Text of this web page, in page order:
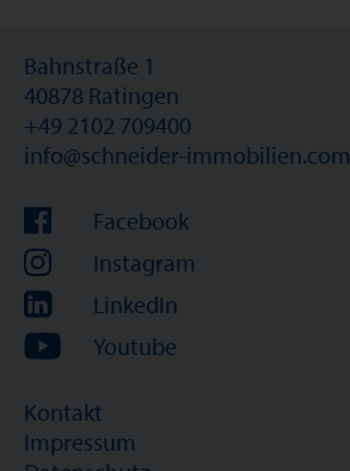
Bahnstraße 1
40878 Ratingen
+49 2102 709400
info@schneider-immobilien.com
Facebook
Instagram
LinkedIn
Youtube
Kontakt
Impressum